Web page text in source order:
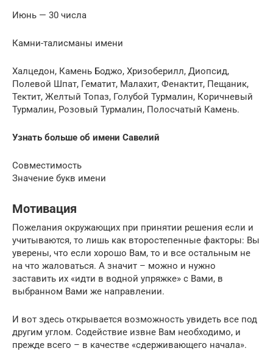
Июнь — 30 числа
Камни-талисманы имени
Халцедон, Камень Боджо, Хризоберилл, Диопсид,
Полевой Шпат, Гематит, Малахит, Фенактит, Пещаник,
Тектит, Желтый Топаз, Голубой Турмалин, Коричневый
Турмалин, Розовый Турмалин, Полосчатый Камень.
Узнать больше об имени Савелий
Совместимость
Значение букв имени
Мотивация
Пожелания окружающих при принятии решения если и
учитываются, то лишь как второстепенные факторы: Вы
уверены, что если хорошо Вам, то и все остальным не
на что жаловаться. А значит – можно и нужно
заставить их «идти в водной упряжке» с Вами, в
выбранном Вами же направлении.
И вот здесь открывается возможность увидеть все под
другим углом. Содействие извне Вам необходимо, и
прежде всего – в качестве «сдерживающего начала».